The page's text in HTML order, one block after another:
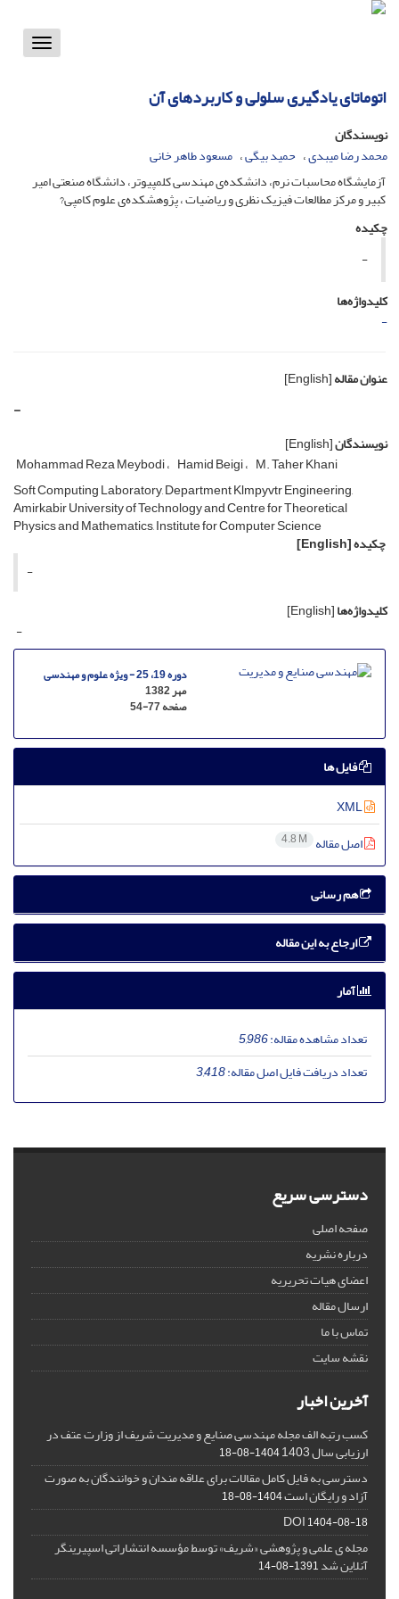
Toggle
اتوماتای یادگیری سلولی و کاربرد‌های آن
نویسندگان
محمد رضا میبدی حمید بیگی مسعود طاهر خانی
آزمایشگاه محاسبات نرم، دانشکده‌ی مهندسی کلمپیوتر، دانشگاه صنعتی امیر
کبیر و مرکز مطالعات فیزیک نظری و ریاضیات ، پژوهشکده‌ی علوم کامپی?
چکیده
-
کلیدواژه‌ها
-
عنوان مقاله[English]
-
نویسندگان[English]
Mohammad Reza Meybodi Hamid Beigi M. Taher Khani
Soft Computing Laboratory, Department Klmpyvtr Engineering,
Amirkabir University of Technology and Centre for Theoretical
Physics and Mathematics, Institute for Computer Science
چکیده[English]
-
کلیدواژه‌ها[English]
-
دوره 19، 25 - ویژه علوم و مهندسی
مهر 1382
صفحه54-77
فایل ها
اصل مقاله 4.8 M
هم رسانی
ارجاع به این مقاله
آمار
تعداد مشاهده مقاله:5,986
تعداد دریافت فایل اصل مقاله:3,418
دسترسی سریع
صفحه اصلی
درباره نشریه
اعضای هیات تحریریه
ارسال مقاله
تماس با ما
نقشه سایت
آخرین اخبار
کسب رتبه الف مجله مهندسی صنایع و مدیریت شریف از وزارت عتف در
ارزیابی سال 1403 1404-08-18
دسترسی به فایل کامل مقالات برای علاقه مندان و خوانندگان به صورت
آزاد و رایگان است1404-08-18
DOI1404-08-18
مجله ی علمی و پژوهشی «شریف» توسط مؤسسه انتشاراتی اسپیرینگر
آنلاین شد1391-08-14